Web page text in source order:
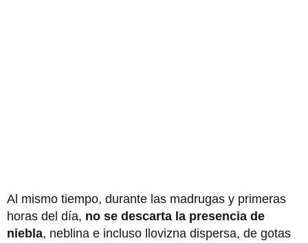
Al mismo tiempo, durante las madrugas y primeras
horas del día, no se descarta la presencia de
niebla, neblina e incluso llovizna dispersa, de gotas